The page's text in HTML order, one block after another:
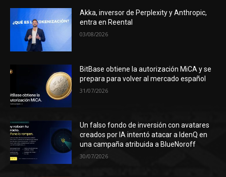
Akka, inversor de Perplexity y Anthropic,
entra en Reental
03/08/2026
BitBase obtiene la autorización MiCA y se
prepara para volver al mercado español
31/07/2026
Un falso fondo de inversión con avatares
creados por IA intentó atacar a IdenQ en
una campaña atribuida a BlueNoroff
30/07/2026